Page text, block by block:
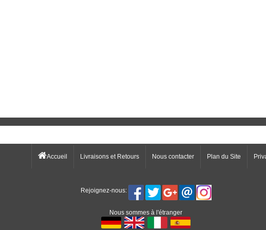
Accueil Livraisons et Retours Nous contacter Plan du Site
Rejoignez-nous:
Nous sommes à l'étranger